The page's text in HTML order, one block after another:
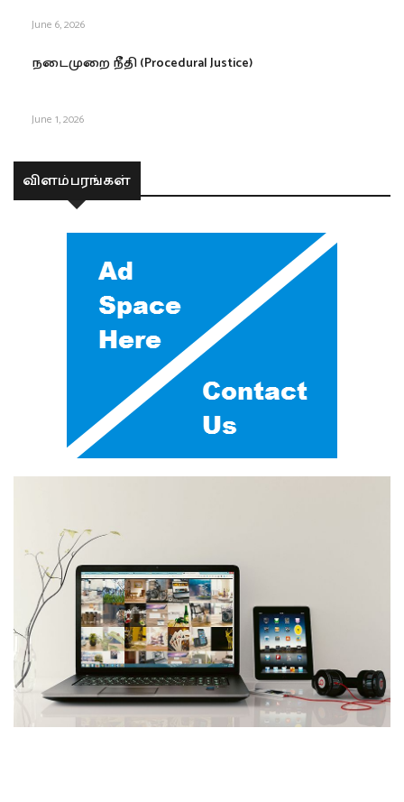
June 6, 2026
நடைமுறை நீதி (Procedural Justice)
June 1, 2026
விளம்பரங்கள்